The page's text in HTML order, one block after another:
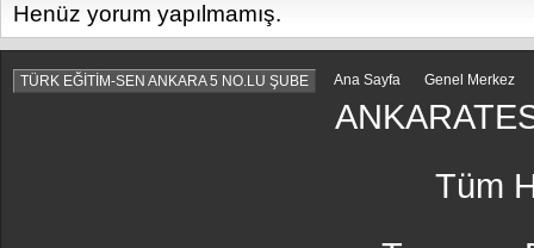
Henüz yorum yapılmamış.
TÜRK EĞİTİM-SEN ANKARA 5 NO.LU ŞUBE Ana Sayfa Genel Merkez
Tüm